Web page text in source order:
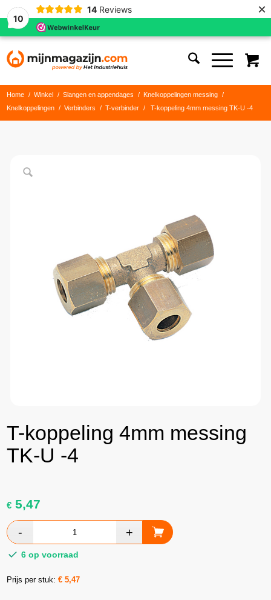
10
14 Reviews ×
Home / Winkel / Slangen en appendages / Knelkoppelingen messing
/
Knelkoppelingen
/ Verbinders / T-verbinder / T-koppeling 4mm messing TK-U -4
T-koppeling 4mm messing
TK-U -4
€ 5,47
6 op voorraad
Prijs per stuk:€5,47